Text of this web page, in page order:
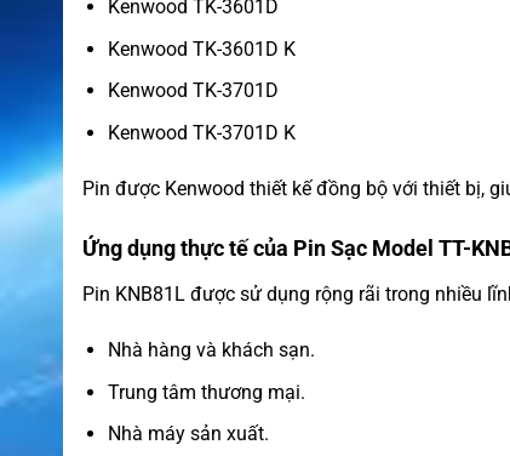
Kenwood TK-3601D
Kenwood TK-3601D K
Kenwood TK-3701D
Kenwood TK-3701D K
Pin được Kenwood thiết kế đồng bộ với thiết bị,
Ứng dụng thực tế của Pin Sạc Model TT-
Pin KNB81L được sử dụng rộng rãi trong nhiều
Nhà hàng và khách sạn.
Trung tâm thương mại.
Nhà máy sản xuất.